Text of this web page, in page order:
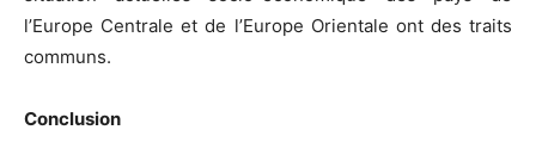
l’Europe Centrale et de l’Europe Orientale ont des traits
communs.
Conclusion